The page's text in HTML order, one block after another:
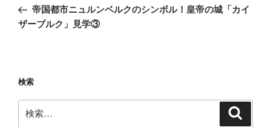
ナ
シ
ョ
ン
の
投
帝国都市ニュルンベルクのシンボル！皇帝の城「カイ
ザーブルク」見学③
検索
索: